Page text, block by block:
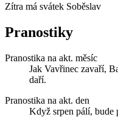
Zítra má svátek Soběslav
Pranostiky
Pranostika na akt. měsíc
Jak Vavřinec zavaří,
daří.
Pranostika na akt. den
Když srpen pálí, bude